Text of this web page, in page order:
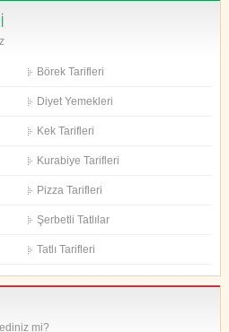
Börek Tarifleri
Diyet Yemekleri
Kek Tarifleri
Kurabiye Tarifleri
Pizza Tarifleri
Şerbetli Tatlılar
Tatlı Tarifleri
mi?